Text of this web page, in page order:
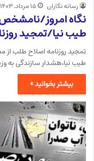
رسانه نگاران ۱۵ مرداد, ۱۴۰۳
نگاه امروز/
طیب نیا/تمجید
تمجید روزنامه اصلاح طلب
طیب نیا،هشدار سازندگی به
بیشتر بخوانید »